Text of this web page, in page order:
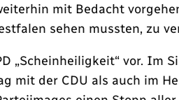
mit Bedacht
sehen mussten, zu
„Scheinheiligkeit“ vor. Im
mit der CDU als auch im